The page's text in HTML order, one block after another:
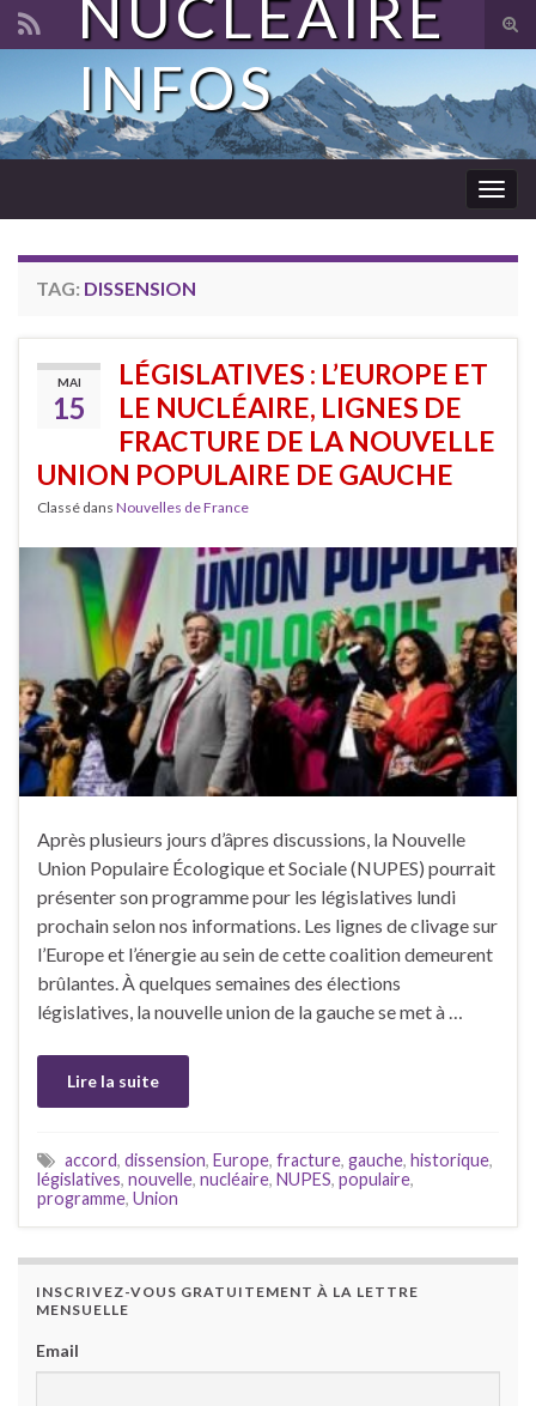
Search for:
NUCLÉAIRE
INFOS
TAG: DISSENSION
MAI
15
LÉGISLATIVES : L’EUROPE ET
LE NUCLÉAIRE, LIGNES DE
FRACTURE DE LA NOUVELLE
UNION POPULAIRE DE GAUCHE
Classé dans Nouvelles de France
Après plusieurs jours d’âpres discussions, la Nouvelle
Union Populaire Écologique et Sociale (NUPES) pourrait
présenter son programme pour les législatives lundi
prochain selon nos informations. Les lignes de clivage sur
l’Europe et l’énergie au sein de cette coalition demeurent
brûlantes. À quelques semaines des élections
législatives, la nouvelle union de la gauche se met à …
Lire la suite
accord, dissension, Europe, fracture, gauche, historique,
législatives, nouvelle, nucléaire, NUPES, populaire,
programme, Union
INSCRIVEZ-VOUS GRATUITEMENT À LA LETTRE
MENSUELLE
Email